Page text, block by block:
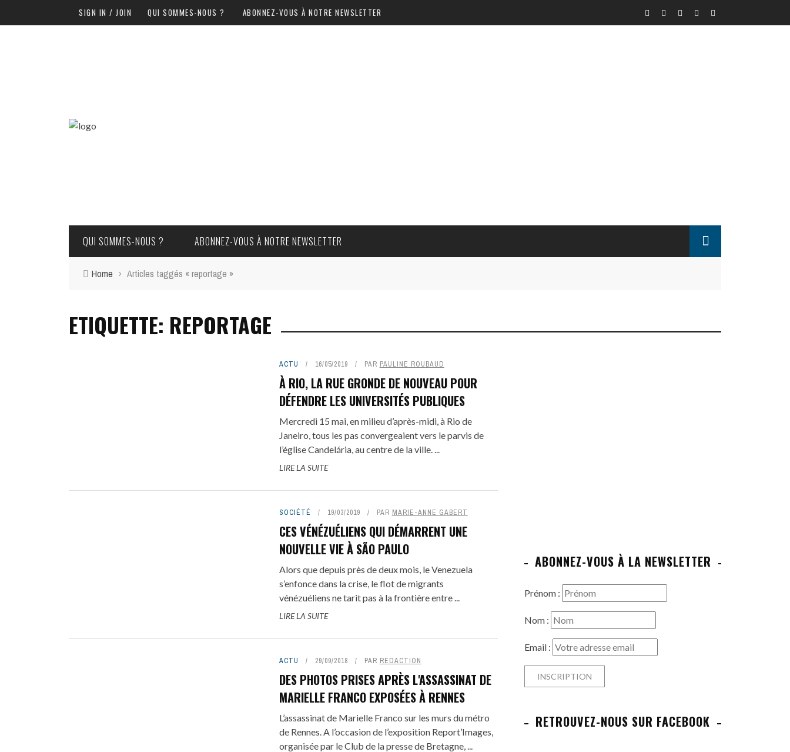
SIGN IN / JOIN QUI SOMMES-NOUS ? ABONNEZ-VOUS À NOTRE NEWSLETTER
QUI SOMMES-NOUS ? ABONNEZ-VOUS À NOTRE NEWSLETTER
Home › Articles taggés « reportage »
ETIQUETTE: REPORTAGE
ACTU 16/05/2019 PAR PAULINE ROUBAUD
À RIO, LA RUE GRONDE DE NOUVEAU POUR
DÉFENDRE LES UNIVERSITÉS PUBLIQUES
Mercredi 15 mai, en milieu d’après-midi, à Rio de
Janeiro, tous les pas convergeaient vers le parvis de
l’église Candelária, au centre de la ville. ...
LIRE LA SUITE
SOCIÉTÉ 19/03/2019 PAR MARIE-ANNE GABERT
CES VÉNÉZUÉLIENS QUI DÉMARRENT UNE
NOUVELLE VIE À SÃO PAULO
Alors que depuis près de deux mois, le Venezuela
s’enfonce dans la crise, le flot de migrants
vénézuéliens ne tarit pas à la frontière entre ...
LIRE LA SUITE
ACTU 29/09/2018 PAR REDACTION
DES PHOTOS PRISES APRÈS L'ASSASSINAT DE
MARIELLE FRANCO EXPOSÉES À RENNES
L’assassinat de Marielle Franco sur les murs du métro
de Rennes. A l’occasion de l’exposition Report’Images,
organisée par le Club de la presse de Bretagne, ...
ABONNEZ-VOUS À LA NEWSLETTER
Prénom :
Nom :
Email :
RETROUVEZ-NOUS SUR FACEBOOK